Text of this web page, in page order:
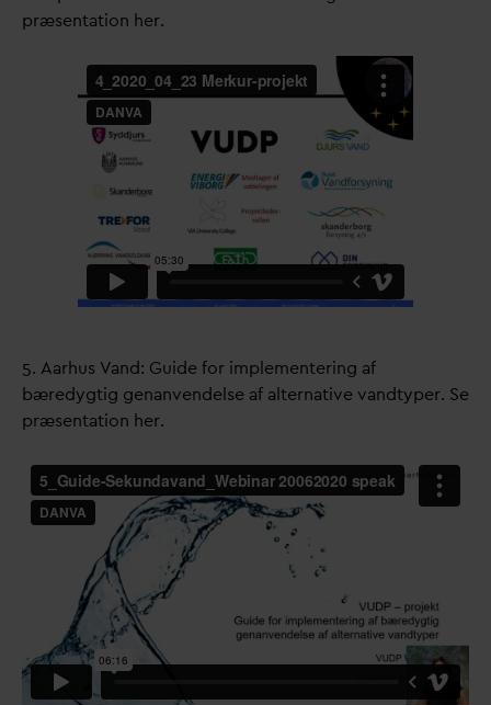
præsentation her.
5. Aarhus Vand: Guide for implementering af
bæredygtig genanvendelse af alternative vandtyper. Se
præsentation her.